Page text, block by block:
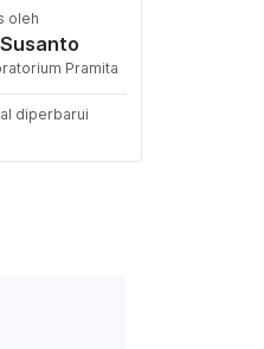
oleh
Pramita
diperbarui